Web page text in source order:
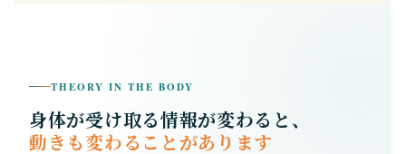
THEORY IN THE BODY
身体が受け取る情報が変わると、
動きも変わることがあります